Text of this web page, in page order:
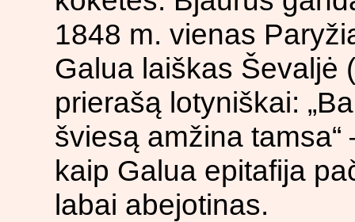
1848 m. vienas
Galua laiškas Ševaljė
prierašą lotyniškai:
šviesą amžina
kaip Galua epitafija
labai abejotinas.